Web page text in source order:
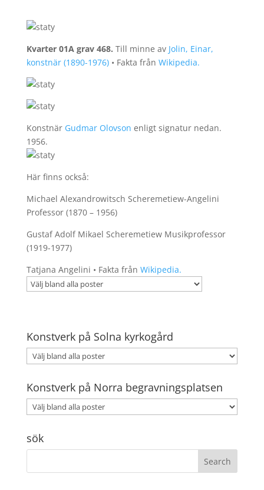
Kvarter 01A grav 468. Till minne av Jolin, Einar,
konstnär (1890-1976)• Fakta från Wikipedia.
Konstnär Gudmar Olovson enligt signatur nedan.
1956.
Här finns också:
Michael Alexandrowitsch Scheremetiew-Angelini
Professor (1870 – 1956)
Gustaf Adolf Mikael Scheremetiew Musikprofessor
(1919-1977)
Tatjana Angelini • Fakta från Wikipedia.
Konstverk på Solna kyrkogård
Konstverk på Norra begravningsplatsen
sök